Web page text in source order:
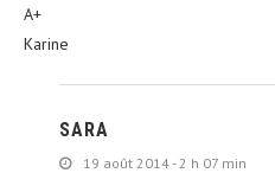
A+
Karine
SARA
19 août 2014 - 2 h 07 min